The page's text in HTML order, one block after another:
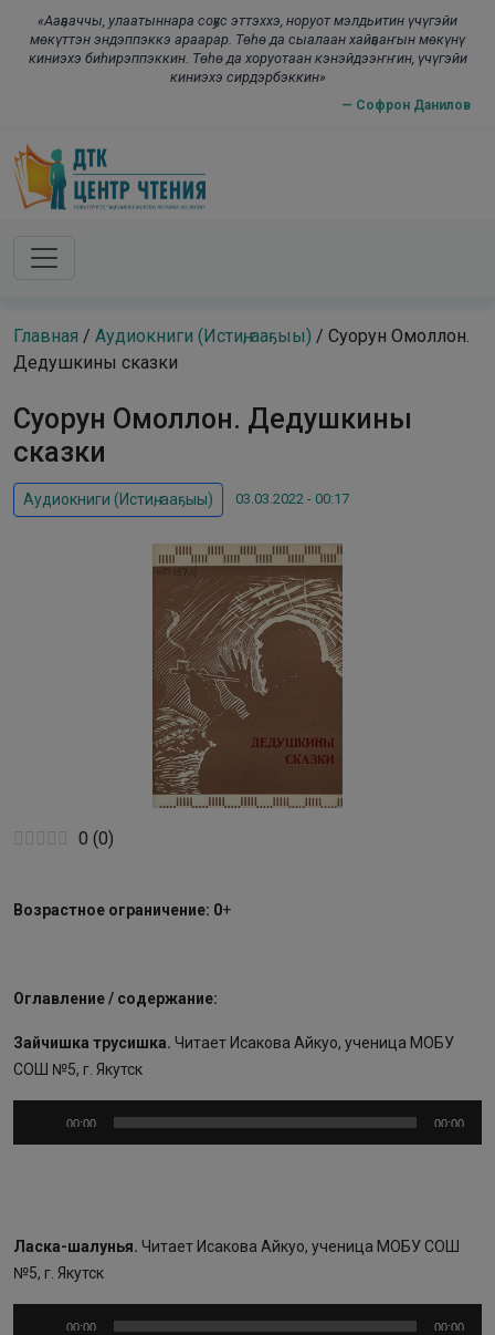
«Ааҕааччы, улаатыннара соҕус эттэххэ, норуот мэлдьитин үчүгэйи
мөкүттэн эндэппэккэ араарар. Төһө да сыалаан хайҕааҥын мөкүнү
киниэхэ биһирэппэккин. Төһө да хоруотаан кэнэйдээҥҥин, үчүгэйи
киниэхэ сирдэрбэккин»
— Софрон Данилов
Skip to main content
Главная / Аудиокниги (Истиҥ, ааҕыы) / Суорун Омоллон.
Дедушкины сказки
Суорун Омоллон. Дедушкины
сказки
Аудиокниги (Истиҥ, ааҕыы) 03.03.2022 - 00:17
0 (0)
Возрастное ограничение: 0+
Оглавление / содержание:
Зайчишка трусишка. ЧитаетИсакова Айкуо, ученица МОБУ
СОШ №5, г. Якутск
00:00 00:00
Ласка-шалунья. ЧитаетИсакова Айкуо, ученица МОБУ СОШ
№5, г. Якутск
00:00 00:00